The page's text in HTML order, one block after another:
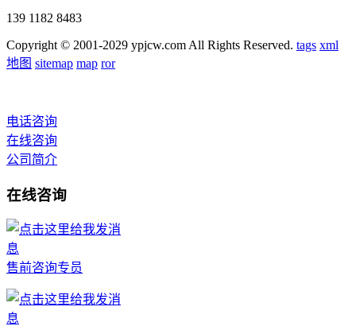
139 1182 8483
Copyright © 2001-2029 ypjcw.com All Rights Reserved. tags xml
地图 sitemap map ror
电话咨询
在线咨询
公司简介
在线咨询
售前咨询专员